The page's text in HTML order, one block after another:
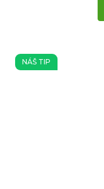
NÁŠ TIP